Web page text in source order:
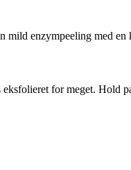
enzympeeling med
for meget. Hold